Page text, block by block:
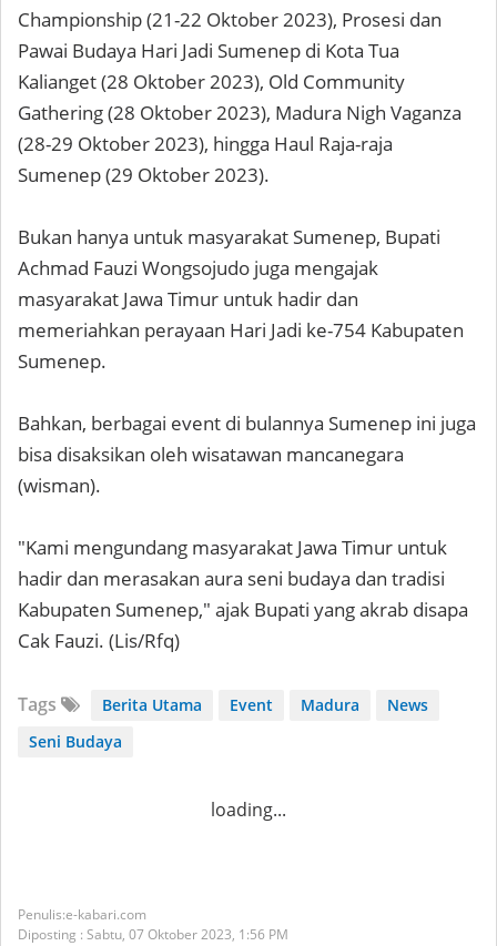
Championship (21-22 Oktober 2023), Prosesi dan
Pawai Budaya Hari Jadi Sumenep di Kota Tua
Kalianget (28 Oktober 2023), Old Community
Gathering (28 Oktober 2023), Madura Nigh Vaganza
(28-29 Oktober 2023), hingga Haul Raja-raja
Sumenep (29 Oktober 2023).
Bukan hanya untuk masyarakat Sumenep, Bupati
Achmad Fauzi Wongsojudo juga mengajak
masyarakat Jawa Timur untuk hadir dan
memeriahkan perayaan Hari Jadi ke-754 Kabupaten
Sumenep.
Bahkan, berbagai event di bulannya Sumenep ini juga
bisa disaksikan oleh wisatawan mancanegara
(wisman).
"Kami mengundang masyarakat Jawa Timur untuk
hadir dan merasakan aura seni budaya dan tradisi
Kabupaten Sumenep," ajak Bupati yang akrab disapa
Cak Fauzi. (Lis/Rfq)
Tags Berita Utama Event Madura
News
Seni Budaya
loading...
e-kabari.com
Diposting : Sabtu, 07 Oktober 2023, 1:56 PM